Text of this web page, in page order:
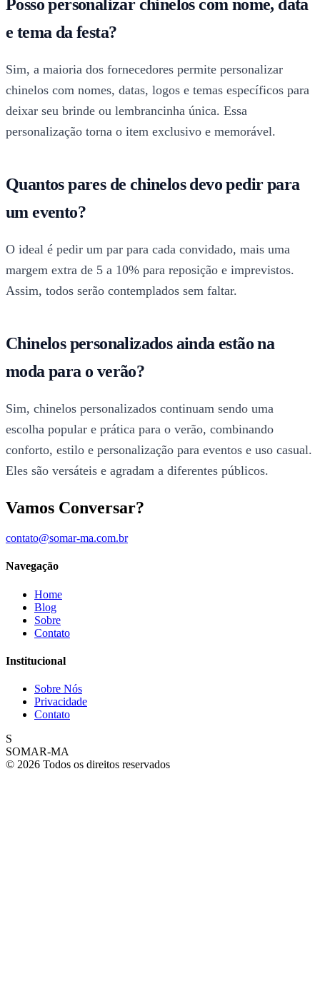
Posso personalizar chinelos com nome, data
e tema da festa?
Sim, a maioria dos fornecedores permite personalizar
chinelos com nomes, datas, logos e temas específicos para
deixar seu brinde ou lembrancinha única. Essa
personalização torna o item exclusivo e memorável.
Quantos pares de chinelos devo pedir para
um evento?
O ideal é pedir um par para cada convidado, mais uma
margem extra de 5 a 10% para reposição e imprevistos.
Assim, todos serão contemplados sem faltar.
Chinelos personalizados ainda estão na
moda para o verão?
Sim, chinelos personalizados continuam sendo uma
escolha popular e prática para o verão, combinando
conforto, estilo e personalização para eventos e uso casual.
Eles são versáteis e agradam a diferentes públicos.
Vamos Conversar?
contato@somar-ma.com.br
Navegação
Home
Blog
Sobre
Contato
Institucional
Sobre Nós
Privacidade
Contato
S
SOMAR-MA
© 2026 Todos os direitos reservados